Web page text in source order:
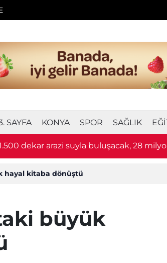
SAYFA KONYA SPOR SAĞLIK
dekar arazi suyla buluşacak, 28
hayal kitaba dönüştü
büyük